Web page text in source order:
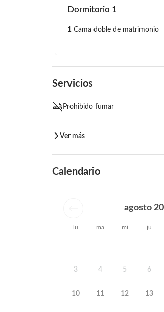
Dormitorio 1
1 Cama doble de matrimonio
Servicios
Prohibido fumar
Ver más
Calendario
lu ma mi ju
agosto
3 4 5 6
10 11 12 13